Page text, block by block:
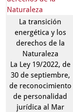
La transición
energética y los
derechos de la
Naturaleza
La Ley 19/2022, de
30 de septiembre,
de reconocimiento
de personalidad
jurídica al Mar